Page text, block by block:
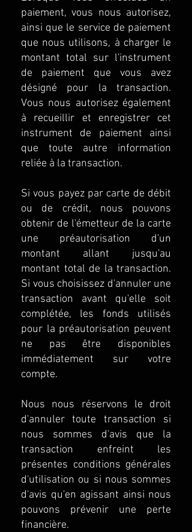
paiement, vous nous autorisez,
ainsi que le service de paiement
que nous utilisons, à charger le
montant total sur l'instrument
de paiement que vous avez
désigné pour la transaction.
Vous nous autorisez également
à recueillir et enregistrer cet
instrument de paiement ainsi
que toute autre information
reliée à la transaction.
Si vous payez par carte de débit
ou de crédit, nous pouvons
obtenir de l'émetteur de la carte
une préautorisation d'un
montant allant jusqu'au
montant total de la transaction.
Si vous choisissez d'annuler une
transaction avant qu'elle soit
complétée, les fonds utilisés
pour la préautorisation peuvent
ne pas être disponibles
immédiatement sur votre
compte.
Nous nous réservons le droit
d'annuler toute transaction si
nous sommes d'avis que la
transaction enfreint les
présentes conditions générales
d'utilisation ou si nous sommes
d'avis qu'en agissant ainsi nous
pouvons prévenir une perte
financière.